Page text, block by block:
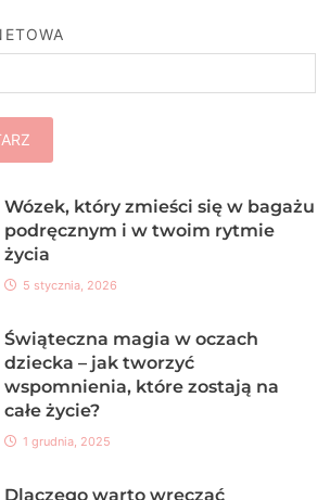
Wózek, który zmieści się w bagażu
podręcznym i w twoim rytmie
życia
5 stycznia, 2026
Świąteczna magia w oczach
dziecka – jak tworzyć
wspomnienia, które zostają na
całe życie?
1 grudnia, 2025
Dlaczego warto wręczać